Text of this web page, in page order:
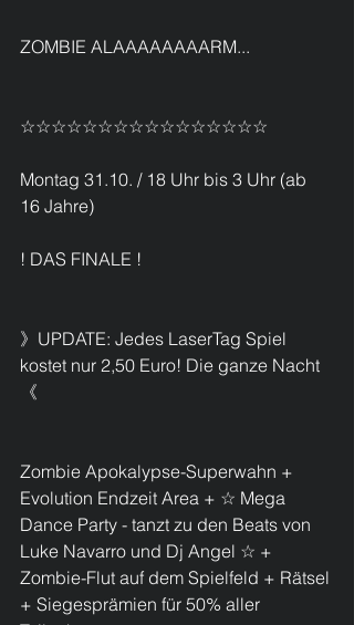
ZOMBIE ALAAAAAAAARM...
☆☆☆☆☆☆☆☆☆☆☆☆☆☆☆☆
Montag 31.10. / 18 Uhr bis 3 Uhr (ab
16 Jahre)
! DAS FINALE !
》UPDATE: Jedes LaserTag Spiel
kostet nur 2,50 Euro! Die ganze Nacht
《
Zombie Apokalypse-Superwahn +
Evolution Endzeit Area + ☆ Mega
Dance Party - tanzt zu den Beats von
Luke Navarro und Dj Angel ☆ +
Zombie-Flut auf dem Spielfeld + Rätsel
+ Siegesprämien für 50% aller